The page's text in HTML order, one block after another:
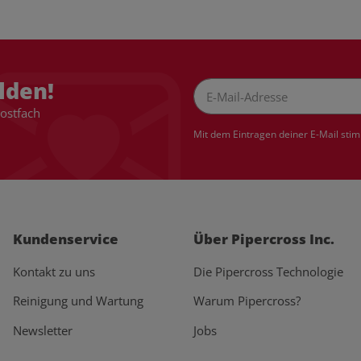
Mit dem Eintragen deiner E-Mail
Kundenservice
Kontakt zu uns
Reinigung und Wartung
Newsletter
Über Pipercross Inc.
Die Pipercross Technologie
Warum Pipercross?
Jobs